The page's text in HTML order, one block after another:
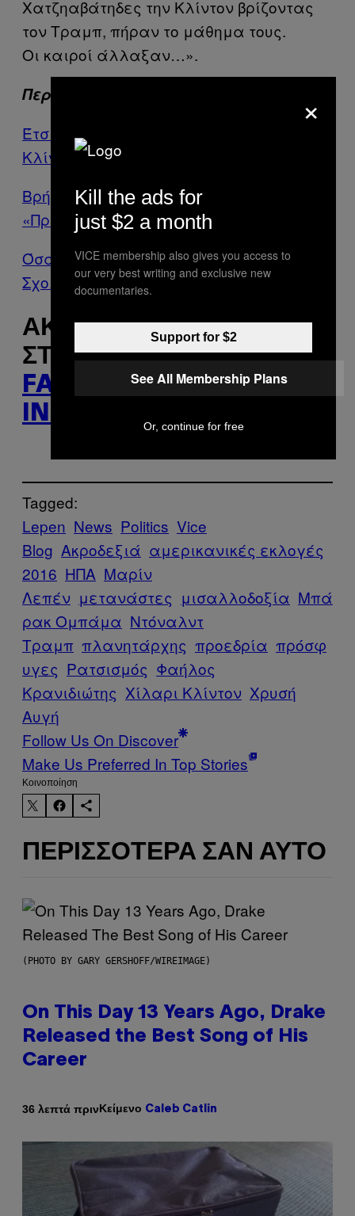
Χατζηαβάτηδες την Κλίντον βρίζοντας
τον Τραμπ, πήραν το μάθημα τους.
Οι καιροί άλλαξαν…».
Περισσότερα από το VICE
Έτσι Κατάφερα να Πάρω τα Email της
Κλίντον
Βρήκαμε Έναν Ακόμα πιο νέο
«Πρωθυπουργό» για την Ελλάδα
Όσα Έμαθα Αποφοιτώντας από το
Σχολείο Σχέσεων της Αίγινας
ΑΚΟΛΟΥΘΉΣΤΕ ΤΟ VICE
ΣΤΟTWITTER,
FACEBOOKΚΑΙ
INSTAGRAM
Tagged:
Lepen News Politics Vice
Blog Ακροδεξιά αμερικανικές εκλογές
2016 ΗΠΑ Μαρίν
Λεπέν μετανάστες μισαλλοδοξία Μπά
ρακ Ομπάμα Ντόναλντ
Τραμπ πλανητάρχης προεδρία πρόσφ
υγες Ρατσισμός Φαήλος
Κρανιδιώτης Χίλαρι Κλίντον Χρυσή
Αυγή
Follow Us On Discover
Make Us Preferred In Top Stories
Kοινοποίηση
ΠΕΡΙΣΣΌΤΕΡΑ ΣΑΝ ΑΥΤΌ
(PHOTO BY GARY GERSHOFF/WIREIMAGE)
On This Day 13 Years Ago, Drake
Released the Best Song of His
Career
36 λεπτά πρινΚείμενο Caleb Catlin
×
Kill the ads for
just $2 a month
VICE membership also gives you access to
our very best writing and exclusive new
documentaries.
Support for $2
See All Membership Plans
Or, continue for free